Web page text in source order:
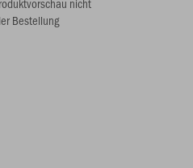
nicht
Bestellung